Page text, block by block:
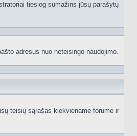
tiesiog sumažins jūsų parašytų
adresus nuo neteisingo naudojimo.
teisių sąrašas kiekviename forume ir